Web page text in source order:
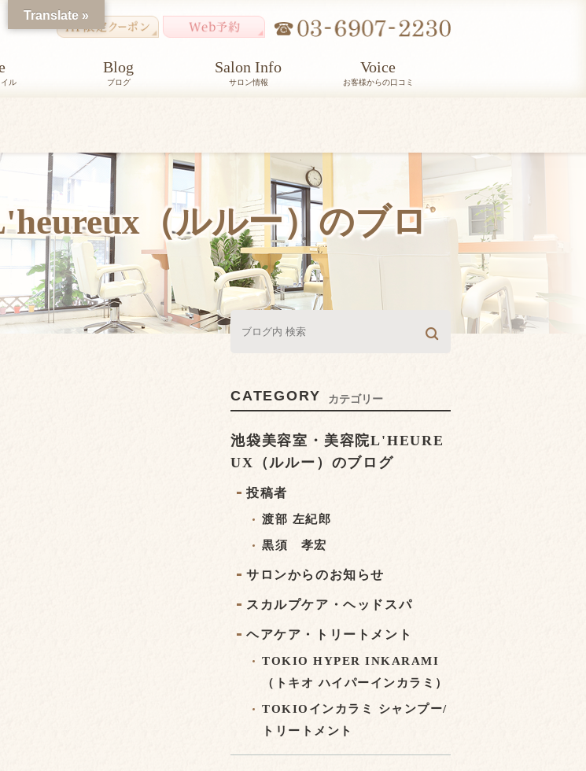
ル
Blog
ブログ
Salon Info
サロン情報
Voice
お客様からの口コミ
（ルルー）のブロ
CATEGORY カテゴリー
池袋美容室・美容院L'HEURE
UX（ルルー）のブログ
投稿者
渡部 左紀郎
黒須 孝宏
サロンからのお知らせ
スカルプケア・ヘッドスパ
ヘアケア・トリートメント
TOKIO HYPER INKARAMI
（トキオ ハイパーインカラミ）
TOKIOインカラミ シャンプー/
トリートメント
Translate »